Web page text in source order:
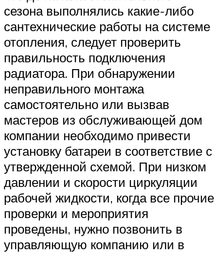
сезона выполнялись какие-либо
сантехнические работы на системе
отопления, следует проверить
правильность подключения
радиатора. При обнаружении
неправильного монтажа
самостоятельно или вызвав
мастеров из обслуживающей дом
компании необходимо привести
установку батареи в соответствие с
утвержденной схемой. При низком
давлении и скорости циркуляции
рабочей жидкости, когда все прочие
проверки и мероприятия
проведены, нужно позвонить в
управляющую компанию или в